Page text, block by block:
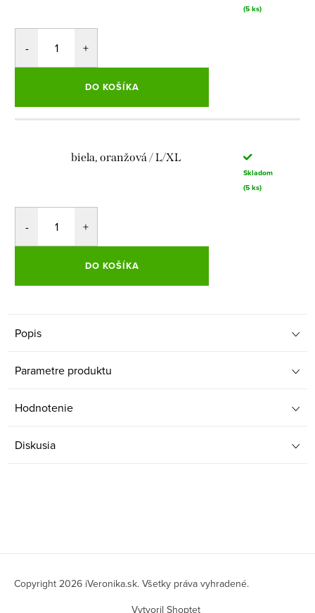
(5 ks)
DO KOŠÍKA
biela, oranžová / L/XL
Skladom
(5 ks)
DO KOŠÍKA
Popis
Parametre produktu
Hodnotenie
Diskusia
Vytvoril Shoptet
Copyright 2026 iVeronika.sk. Všetky práva vyhradené.